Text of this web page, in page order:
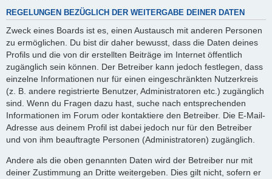
REGELUNGEN BEZÜGLICH DER WEITERGABE DEINER DATEN
Zweck eines Boards ist es, einen Austausch mit anderen Personen
zu ermöglichen. Du bist dir daher bewusst, dass die Daten deines
Profils und die von dir erstellten Beiträge im Internet öffentlich
zugänglich sein können. Der Betreiber kann jedoch festlegen, dass
einzelne Informationen nur für einen eingeschränkten Nutzerkreis
(z. B. andere registrierte Benutzer, Administratoren etc.) zugänglich
sind. Wenn du Fragen dazu hast, suche nach entsprechenden
Informationen im Forum oder kontaktiere den Betreiber. Die E-Mail-
Adresse aus deinem Profil ist dabei jedoch nur für den Betreiber
und von ihm beauftragte Personen (Administratoren) zugänglich.
Andere als die oben genannten Daten wird der Betreiber nur mit
deiner Zustimmung an Dritte weitergeben. Dies gilt nicht, sofern er